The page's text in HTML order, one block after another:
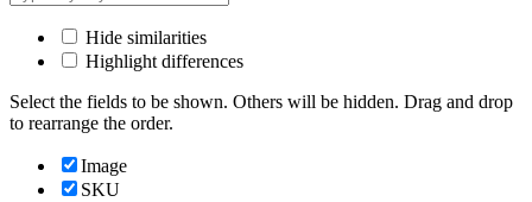
Hide similarities
Highlight differences
Select the fields to be shown. Others will be hidden. Drag and drop
to rearrange the order.
Image
SKU